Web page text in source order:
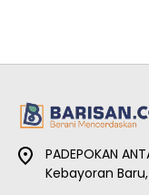
PADEPOKAN
Kebayoran